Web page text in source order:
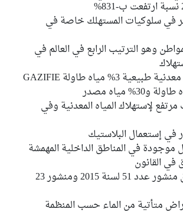
في سلوكيات المستهلك خاصة في
للمواطن وهو الترتيب الرابع في العالم في
54% مياه معدنية طبيعية 3% مياه طاولة GAZIFIE
لإستهلاك المياه المعدنية وفي
في إستعمال البلاستيك
موجودة في المناطق الداخلية المهمشة
في القانون
نحن نطبق منشور عدد 51 لسنة 2015 ومنشور 23
متأتية من الماء حسب المنظمة